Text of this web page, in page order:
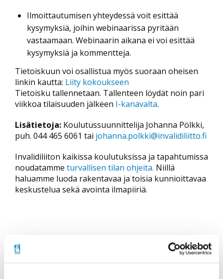
Ilmoittautumisen yhteydessä voit esittää
kysymyksiä, joihin webinaarissa pyritään
vastaamaan. Webinaarin aikana ei voi esittää
kysymyksiä ja kommentteja.
Tietoiskuun voi osallistua myös suoraan oheisen
linkin kautta: Liity kokoukseen
Tietoisku tallennetaan. Tallenteen löydät noin pari
viikkoa tilaisuuden jälkeen I-kanavalta.
Lisätietoja: Koulutussuunnittelija Johanna Pölkki,
puh. 044 465 6061 tai johanna.polkki@invalidiliitto.fi
Invalidiliiton kaikissa koulutuksissa ja tapahtumissa
noudatamme turvallisen tilan ohjeita. Niillä
haluamme luoda rakentavaa ja toisia kunnioittavaa
keskustelua sekä avointa ilmapiiriä.